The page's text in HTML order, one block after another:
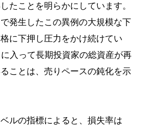
たことを明らかにしています。
発生したこの異例の大規模な下
に下押し圧力をかけ続けてい
入って長期投資家の総資産が再
ことは、売りペースの鈍化を示
ルの指標によると、損失率は